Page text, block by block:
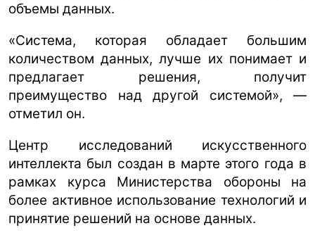
объемы данных.
«Система, которая обладает большим
количеством данных, лучше их понимает и
предлагает решения, получит
преимущество над другой системой», —
отметил он.
Центр исследований искусственного
интеллекта был создан в марте этого года в
рамках курса Министерства обороны на
более активное использование технологий и
принятие решений на основе данных.